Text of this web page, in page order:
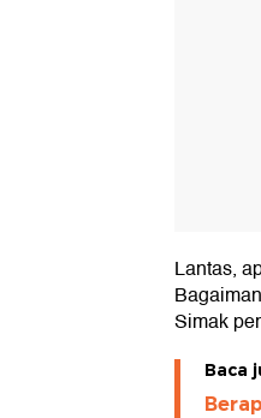
Lantas,
Simak
Baca